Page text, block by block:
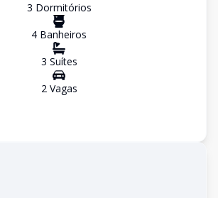
3 Dormitórios
4 Banheiros
3 Suítes
2Vagas